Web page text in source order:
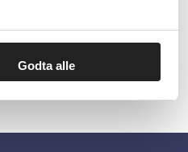
Godta alle